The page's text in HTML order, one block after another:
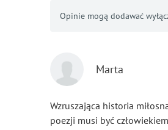
Opinie mogą dodawać
Marta
Wzruszająca historia
poezji musi być